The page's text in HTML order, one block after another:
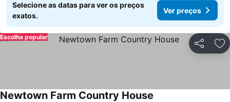
Selecione as datas para ver os preços
exatos.
Ver preços
Partilhar
Escolha popular
Newtown Farm Country House